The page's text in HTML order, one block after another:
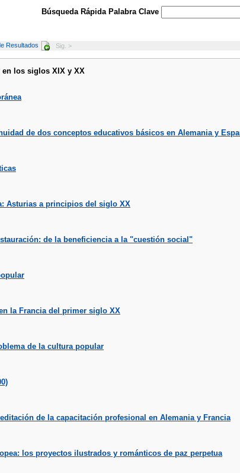
Búsqueda Rápida Palabra Clave
Resultados Sig. >
en los siglos XIX y XX
de dos conceptos educativos básicos en Alemania y
Asturias a principios del siglo XX
de la beneficiencia a la "cuestión social"
la Francia del primer siglo XX
de la cultura popular
de la capacitación profesional en Alemania y Francia
los proyectos ilustrados y románticos de paz perpetua